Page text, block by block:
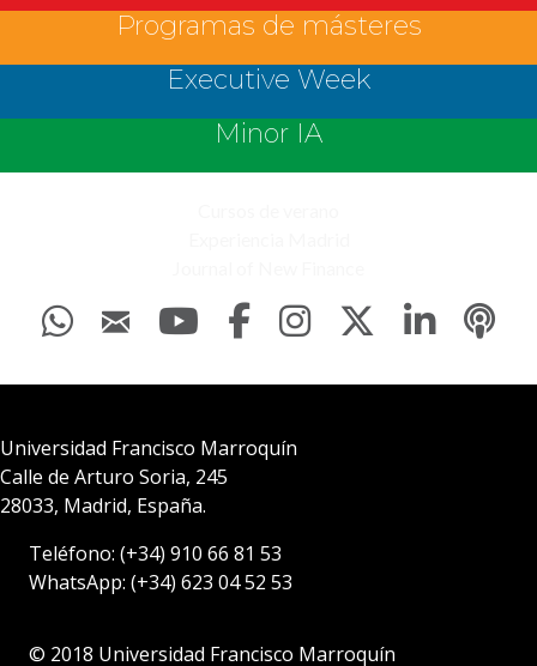
Programas de másteres
Executive Week
Minor IA
Universidad Francisco Marroquín
Calle de Arturo Soria, 245
28033, Madrid, España.
Teléfono: (+34) 910 66 81 53
WhatsApp: (+34) 623 04 52 53
© 2018 Universidad Francisco Marroquín